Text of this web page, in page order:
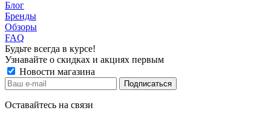
Блог
Бренды
Обзоры
FAQ
Будьте всегда в курсе!
Узнавайте о скидках и акциях первым
Новости магазина
Оставайтесь на связи